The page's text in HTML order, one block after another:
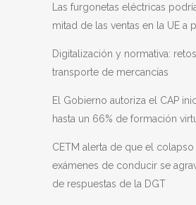
Las furgonetas eléctricas
mitad de las ventas en la UE a
Digitalización y normativa:
transporte de mercancías
El Gobierno autoriza el CAP
hasta un 66% de formación
CETM alerta de que el
exámenes de conducir se
de respuestas de la DGT